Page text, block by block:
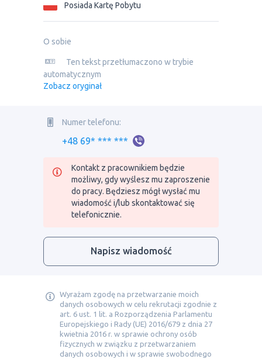
Posiada Kartę Pobytu
O sobie
Ten tekst przetłumaczono w trybie
automatycznym
Zobacz oryginał
Numer telefonu:
+48 69* *** ***
Kontakt z pracownikiem będzie
możliwy, gdy wyślesz mu zaproszenie
do pracy. Będziesz mógł wysłać mu
wiadomość i/lub skontaktować się
telefonicznie.
Napisz wiadomość
Wyrażam zgodę na przetwarzanie moich
danych osobowych w celu rekrutacji zgodnie z
art. 6 ust. 1 lit. a Rozporządzenia Parlamentu
Europejskiego i Rady (UE) 2016/679 z dnia 27
kwietnia 2016 r. w sprawie ochrony osób
fizycznych w związku z przetwarzaniem
danych osobowych i w sprawie swobodnego